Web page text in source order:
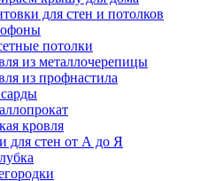
для стен и потолков
потолки
из металлочерепицы
из профнастила
кровля
для стен от А до Я